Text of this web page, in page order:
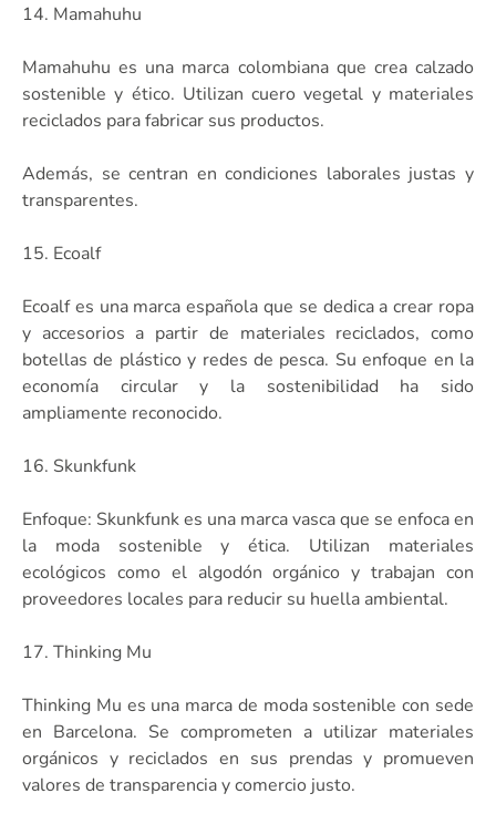
14. Mamahuhu
Mamahuhu es una marca colombiana que crea calzado
sostenible y ético. Utilizan cuero vegetal y materiales
reciclados para fabricar sus productos.
Además, se centran en condiciones laborales justas y
transparentes.
15. Ecoalf
Ecoalf es una marca española que se dedica a crear ropa
y accesorios a partir de materiales reciclados, como
botellas de plástico y redes de pesca. Su enfoque en la
economía circular y la sostenibilidad ha sido
ampliamente reconocido.
16. Skunkfunk
Enfoque: Skunkfunk es una marca vasca que se enfoca en
la moda sostenible y ética. Utilizan materiales
ecológicos como el algodón orgánico y trabajan con
proveedores locales para reducir su huella ambiental.
17. Thinking Mu
Thinking Mu es una marca de moda sostenible con sede
en Barcelona. Se comprometen a utilizar materiales
orgánicos y reciclados en sus prendas y promueven
valores de transparencia y comercio justo.